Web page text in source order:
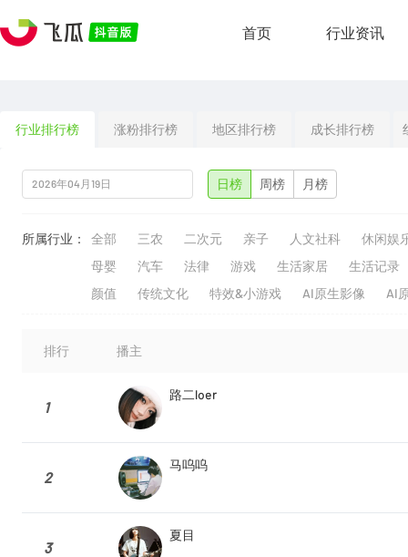
首页 行业资讯
行业排行榜 涨粉排行榜 地区排行榜 成长排行榜
日榜 周榜 月榜
所属行业： 全部 三农 二次元 亲子 人文社科
休闲娱
母婴
汽车 法律 游戏 生活家居
生活记录
颜值
传统文化 特效&小游戏 AI原生影像 AI
排行 播主
1
路二loer
2
马呜呜
3
夏目